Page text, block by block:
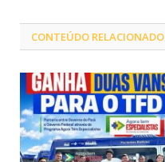
CONTEÚDO RELACIONADO